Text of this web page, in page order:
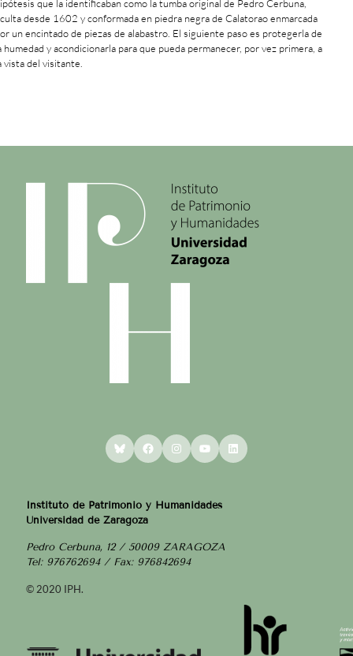
que la identificaban como la tumba original de Pedro Cerbuna,
desde 1602 y conformada en piedra negra de Calatorao enmarcada
un encintado de piezas de alabastro. El siguiente paso es protegerla de
humedad y acondicionarla para que pueda permanecer, por vez primera, a
vista del visitante.
BlueskyFacebookInstagram
YouTubeLinkedIn
Instituto de Patrimonio y Humanidades
Universidad de Zaragoza
Pedro Cerbuna, 12 / 50009 ZARAGOZA
Tel: 976762694 / Fax: 976842694
© 2020 IPH.